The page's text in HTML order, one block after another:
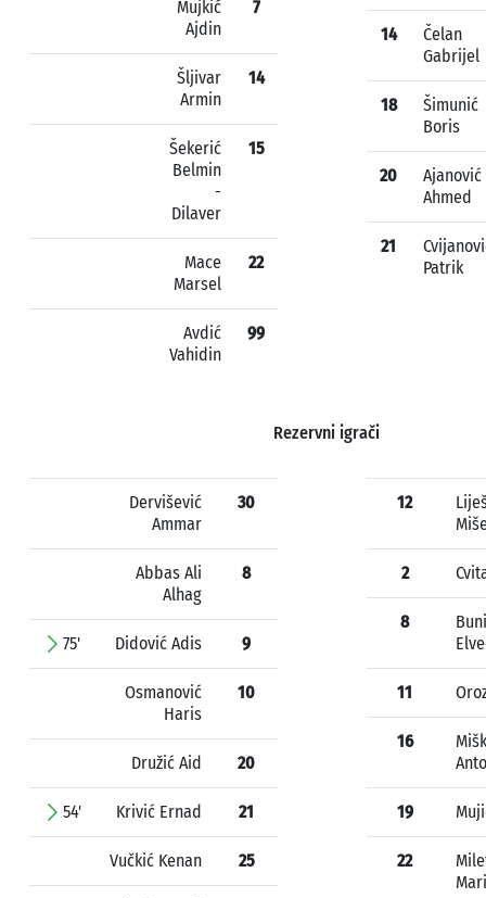
Mujkić
Ajdin
7
Šljivar
Armin
14
Šekerić
Belmin
-
Dilaver
15
Mace
Marsel
22
Avdić
Vahidin
99
14
Čelan
Gabrijel
18
Šimunić
Boris
20
Ajanović
Ahmed
21
Patrik
Rezervni igrači
Dervišević
Ammar
30
Abbas Ali
Alhag
8
75' Didović Adis 9
Osmanović
Haris
10
Družić Aid 20
54' Krivić Ernad 21
Vučkić Kenan 25
12
2
8
11
16
19
22